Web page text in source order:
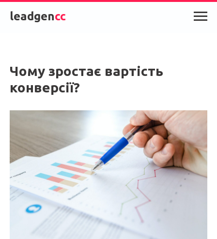
leadgencc
Чому зростає вартість
конверсії?